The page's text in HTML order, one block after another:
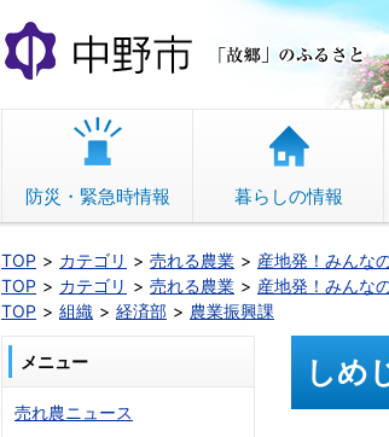
文
へ
動
防災・緊急時情報 暮らしの情報
TOP カテゴリ 売れる農業 産地発！みんな
TOP
カテゴリ 売れる農業 産地発！みんな
TOP
組織 経済部 農業振興課
しめ
メニュー
売れ農ニュース